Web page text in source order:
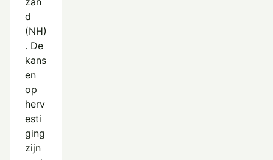
d
(NH)
. De
kans
en
op
herv
esti
ging
zijn